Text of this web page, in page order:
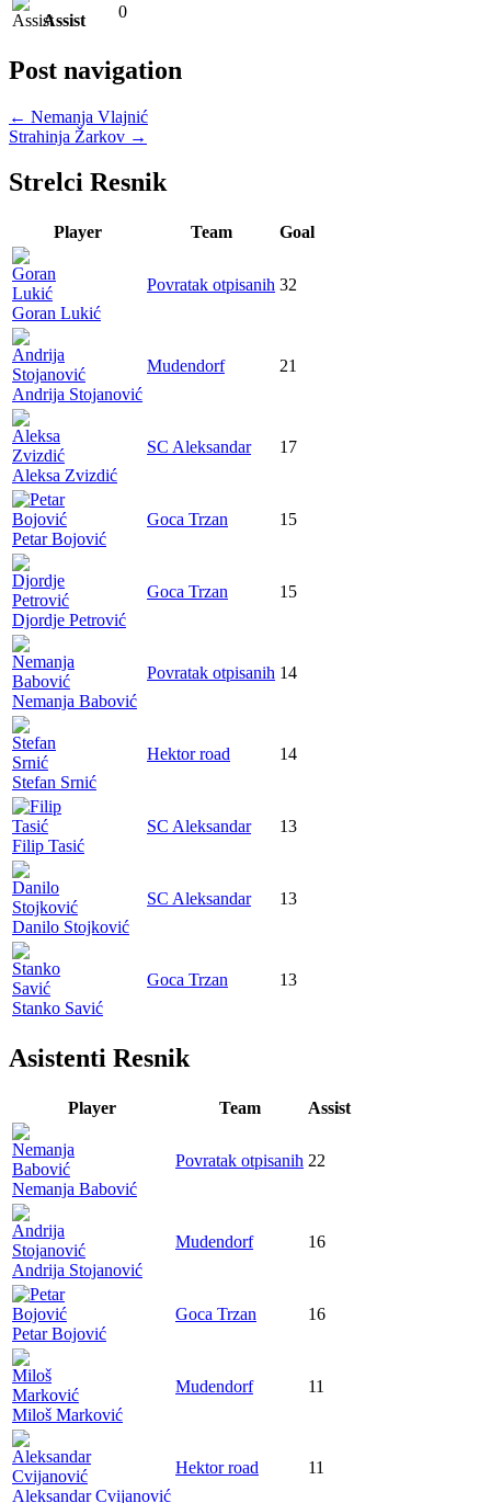
Assist 0
Post navigation
← Nemanja Vlajnić
Strahinja Žarkov →
Strelci Resnik
Player Team Goal
Goran Lukić
Povratak otpisanih 32
Andrija Stojanović
Mudendorf 21
Aleksa Zvizdić
SC Aleksandar 17
Petar Bojović
Goca Trzan 15
Djordje Petrović
Goca Trzan 15
Nemanja Babović
Povratak otpisanih 14
Stefan Srnić
Hektor road 14
Filip Tasić
SC Aleksandar 13
Danilo Stojković
SC Aleksandar 13
Stanko Savić
Goca Trzan 13
Asistenti Resnik
Player Team Assist
Nemanja Babović
Povratak otpisanih 22
Andrija Stojanović
Mudendorf 16
Petar Bojović
Goca Trzan 16
Miloš Marković
Mudendorf 11
Aleksandar Cvijanović
Hektor road 11